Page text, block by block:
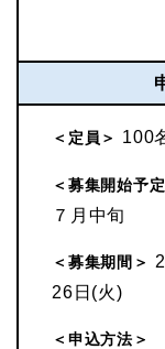
＜定員＞ 100
＜募集開始予
７月中旬
＜募集期間＞
26日(火)
＜申込方法＞